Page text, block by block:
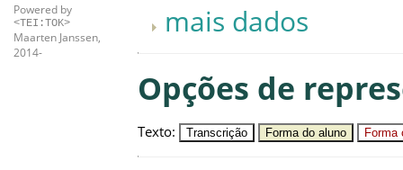
Powered by
<TEI:TOK>
Maarten Janssen,
2014-
mais dados
Opções de
Texto: Transcrição Forma do aluno Forma